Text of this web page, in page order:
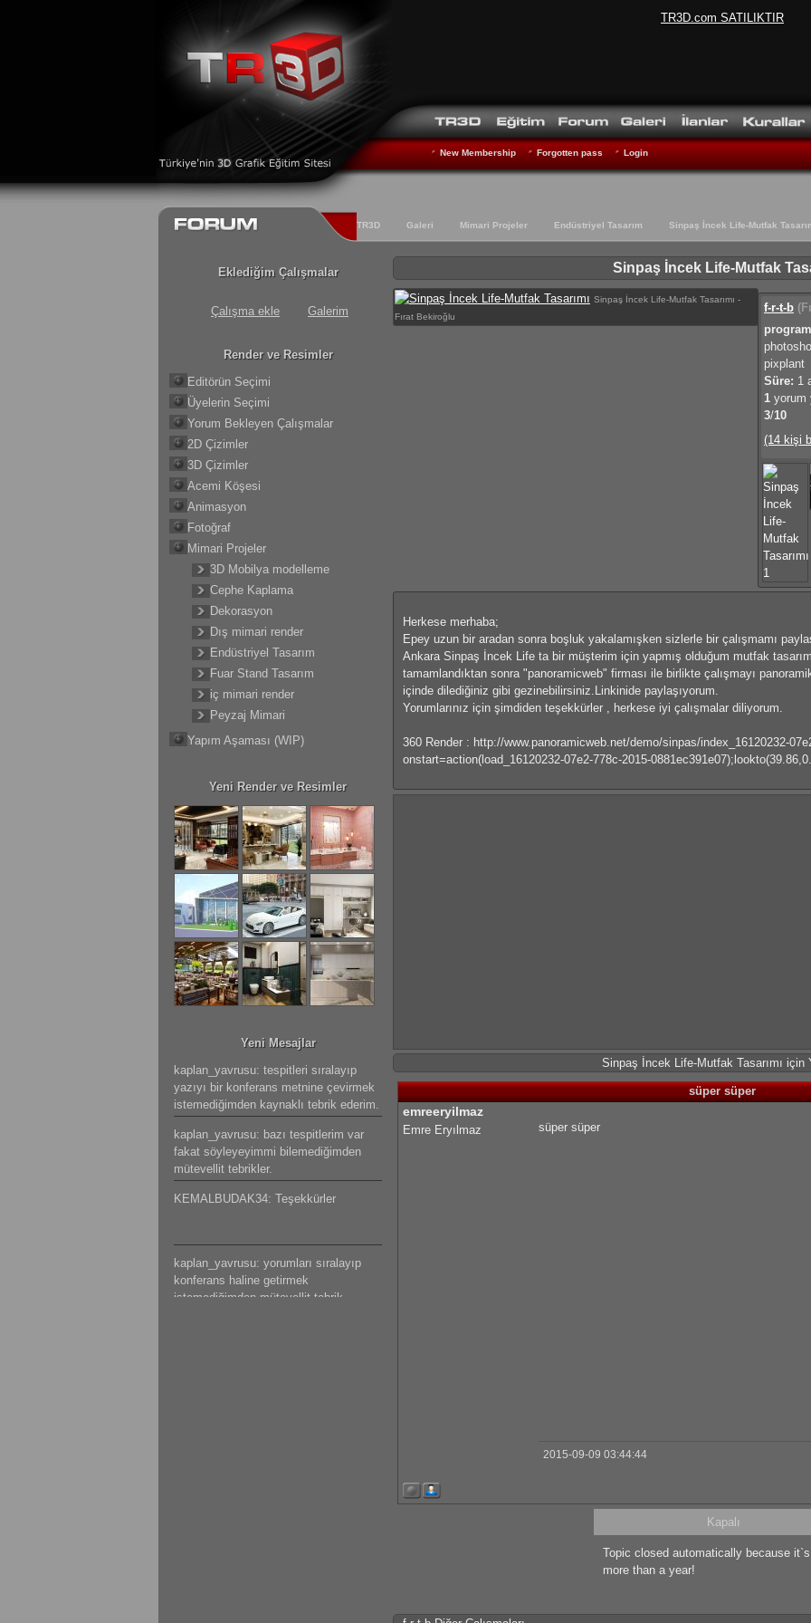
TR3D.com SATILIKTIR
New Membership Forgotten pass Login
TR3D Galeri Mimari Projeler Endüstriyel Tasarım Sinpaş İncek Life-Mutfak
Sinpaş İncek Life-Mutfak
Sinpaş İncek Life-Mutfak Tasarımı -
Fırat Bekiroğlu
f-r-t-b
pixplant
Süre: 1
1 yorum
3/10
(14 kişi
Herkese merhaba;
Epey uzun bir aradan sonra boşluk yakalamışken sizlerle bir çalışmamı
Ankara Sinpaş İncek Life ta bir müşterim için yapmış olduğum mutfak
tamamlandıktan sonra "panoramicweb" firması ile birlikte çalışmayı
içinde dilediğiniz gibi gezinebilirsiniz.Linkinide paylaşıyorum.
Yorumlarınız için şimdiden teşekkürler , herkese iyi çalışmalar diliyorum.
360 Render : http://www.panoramicweb.net/demo/sinpas/index_16120232-
onstart=action(load_16120232-07e2-778c-2015-
Sinpaş İncek Life-Mutfak Tasarımı için
süper süper
emreeryilmaz
Emre Eryılmaz süper süper
2015-09-09 03:44:44
Kapalı
Topic closed automatically because
more than a year!
Eklediğim Çalışmalar
Çalışma ekle Galerim
Render ve Resimler
Editörün Seçimi
Üyelerin Seçimi
Yorum Bekleyen Çalışmalar
2D Çizimler
3D Çizimler
Acemi Köşesi
Animasyon
Fotoğraf
Mimari Projeler
3D Mobilya modelleme
Cephe Kaplama
Dekorasyon
Dış mimari render
Endüstriyel Tasarım
Fuar Stand Tasarım
iç mimari render
Peyzaj Mimari
Yapım Aşaması (WIP)
Yeni Render ve Resimler
Yeni Mesajlar
kaplan_yavrusu: tespitleri sıralayıp
yazıyı bir konferans metnine çevirmek
istemediğimden kaynaklı tebrik ederim.
kaplan_yavrusu: bazı tespitlerim var
fakat söyleyeyimmi bilemediğimden
mütevellit tebrikler.
KEMALBUDAK34: Teşekkürler
kaplan_yavrusu: yorumları sıralayıp
konferans haline getirmek
istemediğimden mütevellit tebrik